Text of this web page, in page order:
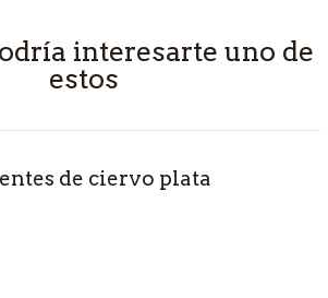
interesarte uno de
estos
de ciervo plata